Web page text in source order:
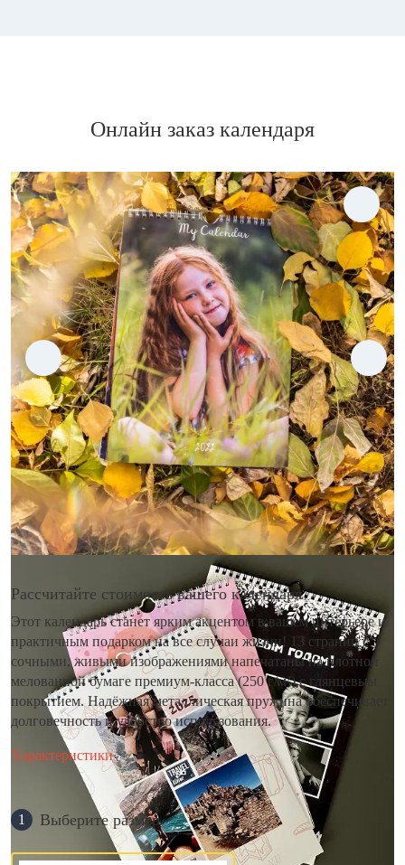
Онлайн заказ календаря
Рассчитайте стоимость вашего календаря
Этот календарь станет ярким акцентом в вашем интерьере и
практичным подарком на все случаи жизни! 13 страниц с
сочными, живыми изображениями напечатаны на плотной
мелованной бумаге премиум-класса (250 г/м²) с глянцевым
покрытием. Надёжная металлическая пружина обеспечивает
долговечность и удобство использования.
Характеристики
1 Выберите размер